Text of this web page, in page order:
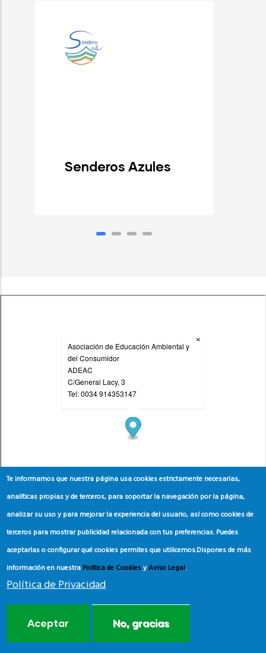
Senderos Azules
Te informamos que nuestra página usa cookies estrictamente necesarias,
analíticas propias y de terceros, para soportar la navegación por la página,
analizar su uso y para mejorar la experiencia del usuario, así como cookies de
terceros para mostrar publicidad relacionada con tus preferencias. Puedes
aceptarlas o configurar qué cookies permites que utilicemos.Dispones de más
información en nuestra Política de CookiesyAviso Legal.
Política de Privacidad
Aceptar No, gracias